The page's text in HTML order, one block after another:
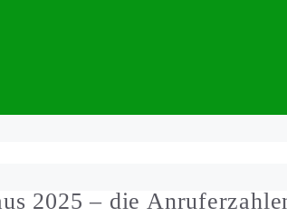
2025 – die